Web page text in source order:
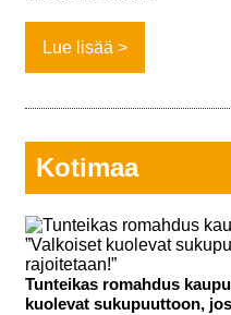
Lue lisää
Kotimaa
Tunteikas romahdus
kuolevat sukupuuttoon,